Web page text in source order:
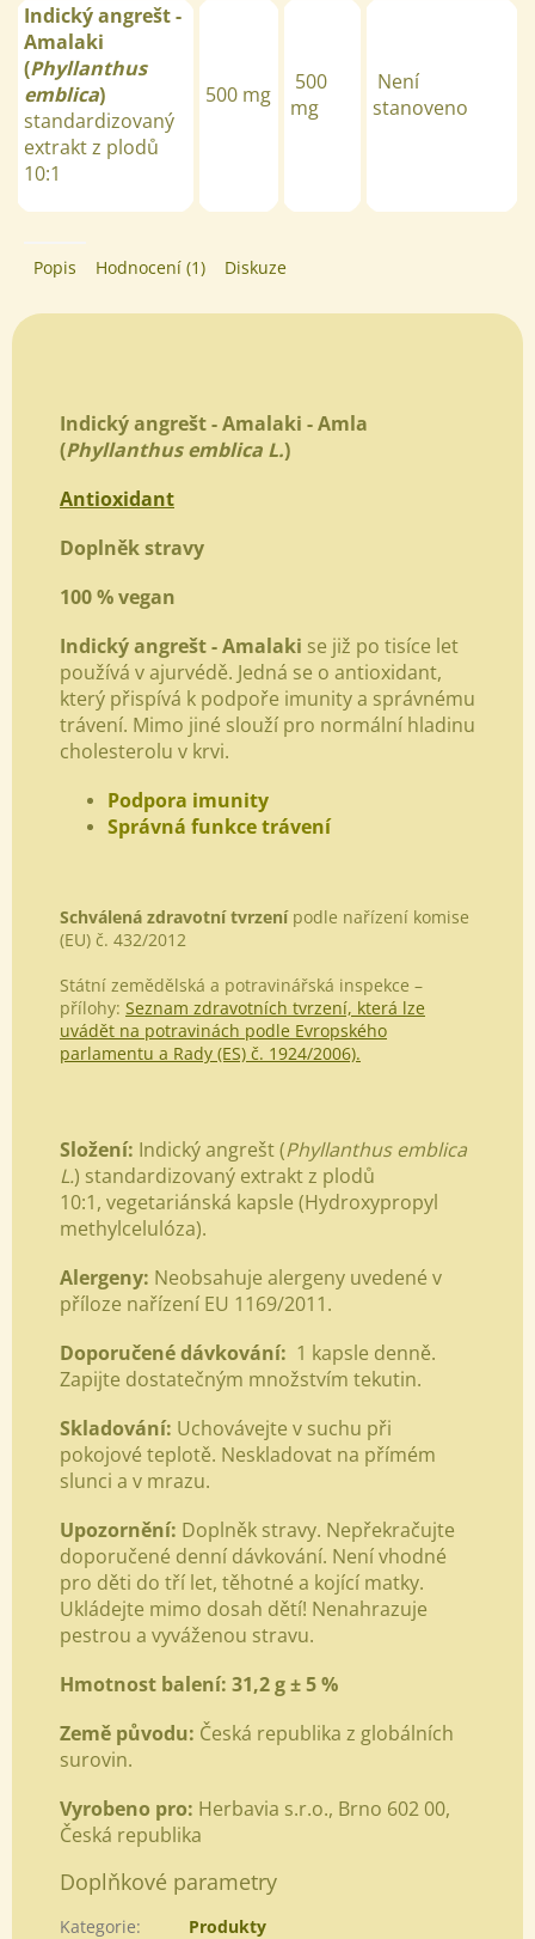
Indický angrešt -
Amalaki
(Phyllanthus
emblica)
standardizovaný
extrakt z plodů
10:1
500 mg
500
mg
Není
stanoveno
Popis Hodnocení (1) Diskuze
Indický angrešt -Amalaki - Amla
(Phyllanthus emblica L.)
Antioxidant
Doplněk stravy
​100 % vegan
Indický angrešt - Amalaki se již po tisíce let
používá v ajurvédě. Jedná se o antioxidant,
který přispívá k podpoře imunity a správnému
trávení. Mimo jiné slouží pro normální hladinu
cholesterolu v krvi.
Podpora imunity
Správná funkce trávení
Schválená zdravotní tvrzenípodle nařízení komise
(EU) č. 432/2012
Státní zemědělská a potravinářská inspekce –
přílohy: Seznam zdravotních tvrzení, která lze
uvádět na potravinách podle Evropského
parlamentu a Rady (ES) č. 1924/2006).
Složení: Indický angrešt (Phyllanthus emblica
L.) standardizovaný extrakt z plodů
10:1, vegetariánská kapsle (Hydroxypropyl
methylcelulóza).
Alergeny: Neobsahuje alergeny uvedené v
příloze nařízení EU 1169/2011.
Doporučené dávkování: 1 kapsle denně.
Zapijte dostatečným množstvím tekutin.
Skladování: Uchovávejte v suchu při
pokojové teplotě. Neskladovat na přímém
slunci a v mrazu.
Upozornění: Doplněk stravy. Nepřekračujte
doporučené denní dávkování. Není vhodné
pro děti do tří let, těhotné a kojící matky.
Ukládejte mimo dosah dětí! Nenahrazuje
pestrou a vyváženou stravu.
Hmotnost balení: 31,2 g ± 5 %
Země původu: Česká republika z globálních
surovin.
Vyrobeno pro: Herbavia s.r.o., Brno 602 00,
Česká republika
Doplňkové parametry
Kategorie: Produkty